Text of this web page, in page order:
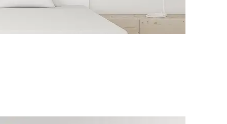
Cunas
Cómoda y sinfonier
Librerías
Mesas de centro